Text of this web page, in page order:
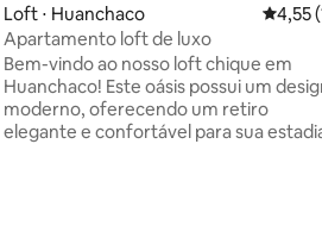
média de 5, 34 avaliações
Loft ⋅ Huanchaco 4,55
4,55
Apartamento loft de luxo
Bem-vindo ao nosso loft chique em
Huanchaco! Este oásis possui um
moderno, oferecendo um retiro
elegante e confortável para sua